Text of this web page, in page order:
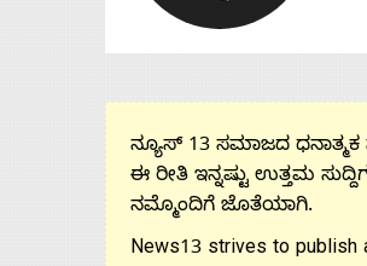
ನ್ಯೂಸ್ 13 ಸಮಾಜದ ಧನಾತ್ಮಕ
ಈ ರೀತಿ ಇನ್ನಷ್ಟು ಉತ್ತಮ
ನಮ್ಮೊಂದಿಗೆ ಜೊತೆಯಾಗಿ.
News13 strives to publish